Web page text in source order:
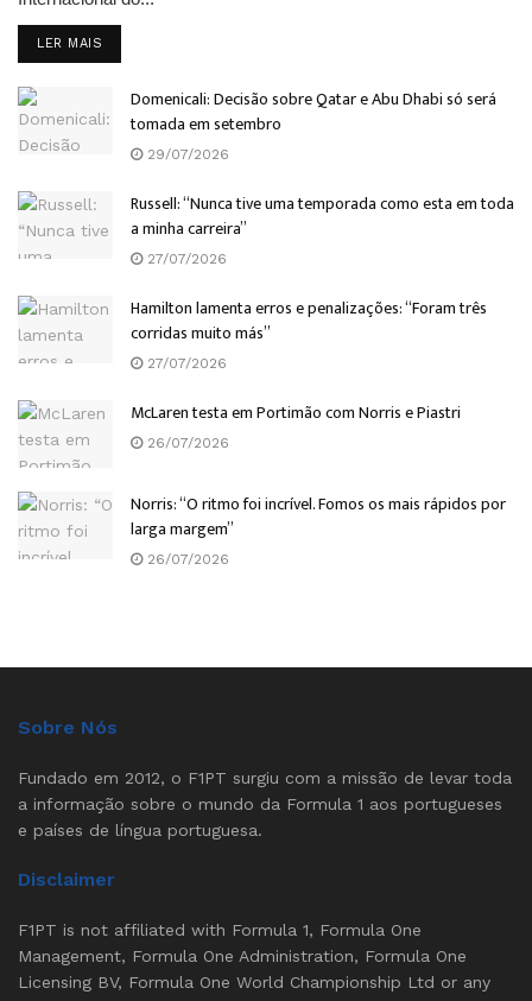
LER MAIS
Domenicali: Decisão sobre Qatar e Abu Dhabi só será
tomada em setembro
29/07/2026
Russell: “Nunca tive uma temporada como esta em toda
a minha carreira”
27/07/2026
Hamilton lamenta erros e penalizações: “Foram três
corridas muito más”
27/07/2026
McLaren testa em Portimão com Norris e Piastri
26/07/2026
Norris: “O ritmo foi incrível. Fomos os mais rápidos por
larga margem”
26/07/2026
Sobre Nós
Fundado em 2012, o F1PT surgiu com a missão de levar toda
a informação sobre o mundo da Formula 1 aos portugueses
e países de língua portuguesa.
Disclaimer
F1PT is not affiliated with Formula 1, Formula One
Management, Formula One Administration, Formula One
Licensing BV, Formula One World Championship Ltd or any